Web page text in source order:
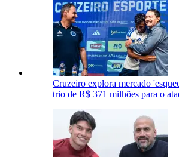
Cruzeiro explora mercado
trio de R$ 371 milhões para o